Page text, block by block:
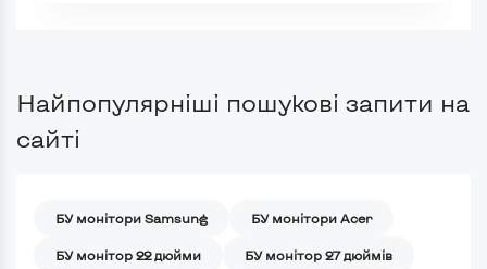
Найпопулярніші пошукові запити на
сайті
БУ монітори Samsung БУ монітори Acer
БУ монітор 22 дюйми БУ монітор 27 дюймів